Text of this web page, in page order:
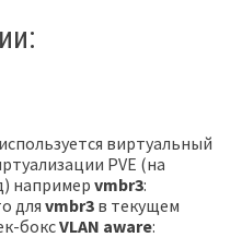
виртуальный
PVE (на
например vmbr3:
для vmbr3 в текущем
боксVLAN aware: